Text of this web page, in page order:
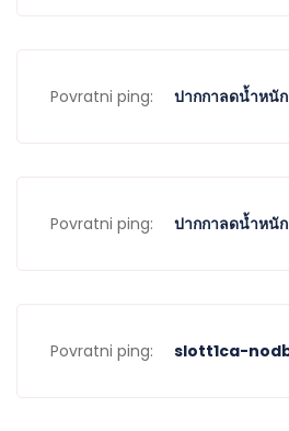
Povratni ping: ปากกาลดน้ำหนั
Povratni ping: ปากกาลดน้ำหนั
Povratni ping: slott1ca-